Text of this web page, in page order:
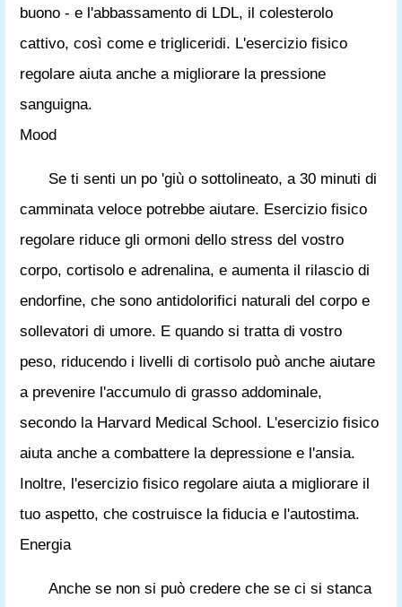
buono - e l'abbassamento di LDL, il colesterolo
cattivo, così come e trigliceridi. L'esercizio fisico
regolare aiuta anche a migliorare la pressione
sanguigna.
Mood
Se ti senti un po 'giù o sottolineato, a 30 minuti di
camminata veloce potrebbe aiutare. Esercizio fisico
regolare riduce gli ormoni dello stress del vostro
corpo, cortisolo e adrenalina, e aumenta il rilascio di
endorfine, che sono antidolorifici naturali del corpo e
sollevatori di umore. E quando si tratta di vostro
peso, riducendo i livelli di cortisolo può anche aiutare
a prevenire l'accumulo di grasso addominale,
secondo la Harvard Medical School. L'esercizio fisico
aiuta anche a combattere la depressione e l'ansia.
Inoltre, l'esercizio fisico regolare aiuta a migliorare il
tuo aspetto, che costruisce la fiducia e l'autostima.
Energia
Anche se non si può credere che se ci si stanca